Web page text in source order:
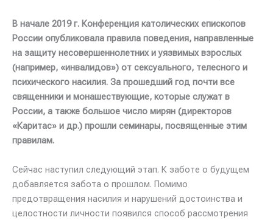
В начале 2019 г. Конференция католических епископов
России опубликовала правила поведения, направленные
на защиту несовершеннолетних и уязвимых взрослых
(например, «инвалидов») от сексуального, телесного и
психического насилия. За прошедший год почти все
священники и монашествующие, которые служат в
России, а также большое число мирян (директоров
«Каритас» и др.) прошли семинары, посвященные этим
правилам.
Сейчас наступил следующий этап. К заботе о будущем
добавляется забота о прошлом. Помимо
предотвращения насилия и нарушений достоинства и
целостности личности появился способ рассмотрения